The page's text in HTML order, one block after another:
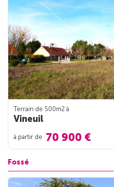
Terrain de 500m2 à
Vineuil
à partir de 70 900 €
Fossé